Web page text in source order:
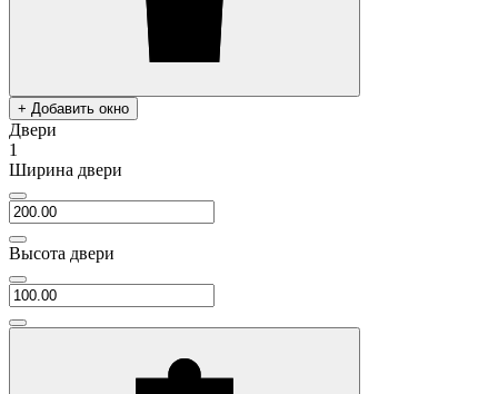
+ Добавить окно
Двери
1
Ширина двери
Высота двери